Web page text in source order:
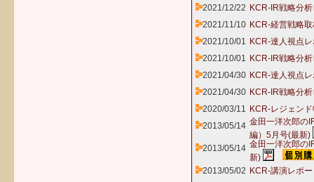
2021/12/22 KCR-IR戦略分
2021/11/10 KCR-経営戦略
2021/10/01 KCR-達人視点
2021/10/01 KCR-IR戦略分
2021/04/30 KCR-達人視点
2021/04/30 KCR-IR戦略分
2020/03/11 KCR-レジェン
2013/05/14 金田一洋次郎の
編）5月号(最新)
2013/05/14 金田一洋次郎の
新)
2013/05/02 KCR-講演レポ